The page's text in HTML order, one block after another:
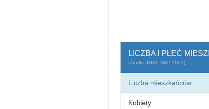
LICZBA I PŁEĆ
(Źródło: GUS, NSP 2021)
Liczba mieszkańców
Kobiety